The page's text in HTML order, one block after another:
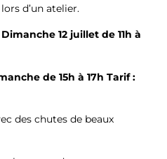
d’un atelier.
12 juillet de 11h à
de 15h à 17h Tarif :
des chutes de beaux